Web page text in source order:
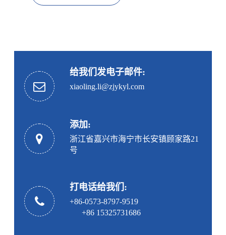
给我们发电子邮件:
xiaoling.li@zjykyl.com
添加:
浙江省嘉兴市海宁市长安镇顾家路21
号
打电话给我们:
+86-0573-8797-9519
+86 15325731686